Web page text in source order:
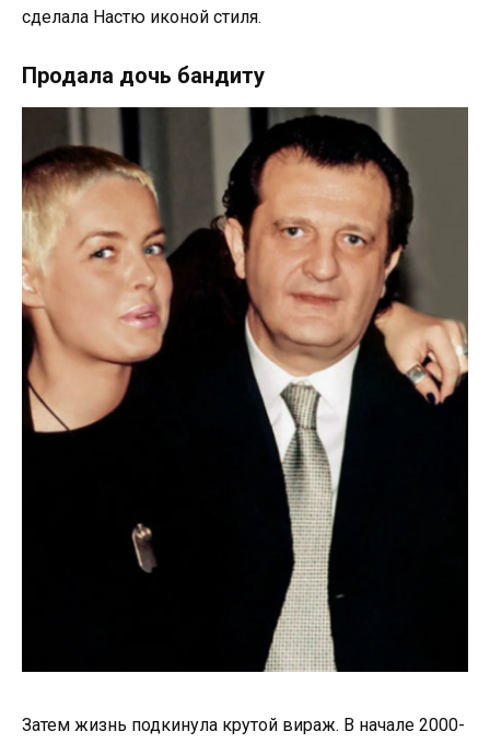
сделала Настю иконой стиля.
Продала дочь бандиту
Затем жизнь подкинула крутой вираж. В начале 2000-